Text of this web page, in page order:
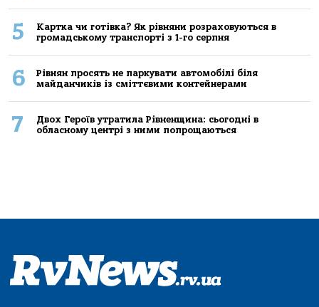
5
Картка чи готівка? Як рівняни розраховуються в
громадському транспорті з 1-го серпня
6
Рівнян просять не паркувати автомобілі біля
майданчиків із сміттєвими контейнерами
7
Двох Героїв утратила Рівненщина: сьогодні в
обласному центрі з ними попрощаються